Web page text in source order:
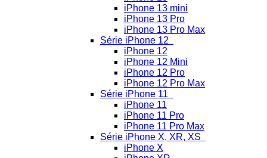
iPhone 13 mini
iPhone 13 Pro
iPhone 13 Pro Max
Série iPhone 12
iPhone 12
iPhone 12 Mini
iPhone 12 Pro
iPhone 12 Pro Max
Série iPhone 11
iPhone 11
iPhone 11 Pro
iPhone 11 Pro Max
Série iPhone X, XR, XS
iPhone X